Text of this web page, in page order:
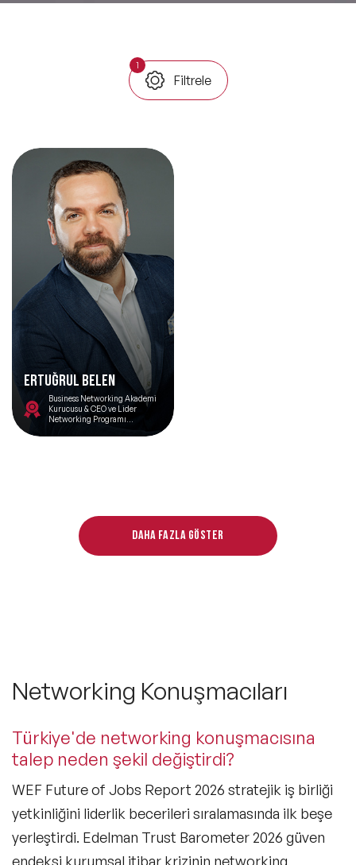
🔥 Global Konuşmacılar
🔥 Motivasyon Konuşmacıları
🔥 Liderlik Konuşmacıları
🔥 Ekonomi Konuşmacıları
🔥 Yapay Zeka Konuşmacıları
1
Filtrele
Ertuğrul Belen
Business Networking Akademi
Kurucusu & CEO ve Lider
Networking Programı
Daha fazla göster
Networking Konuşmacıları
Türkiye'de networking konuşmacısına
talep neden şekil değiştirdi?
WEF Future of Jobs Report 2026 stratejik iş birliği
yetkinliğini liderlik becerileri sıralamasında ilk beşe
yerleştirdi. Edelman Trust Barometer 2026 güven
endeksi kurumsal itibar krizinin networking